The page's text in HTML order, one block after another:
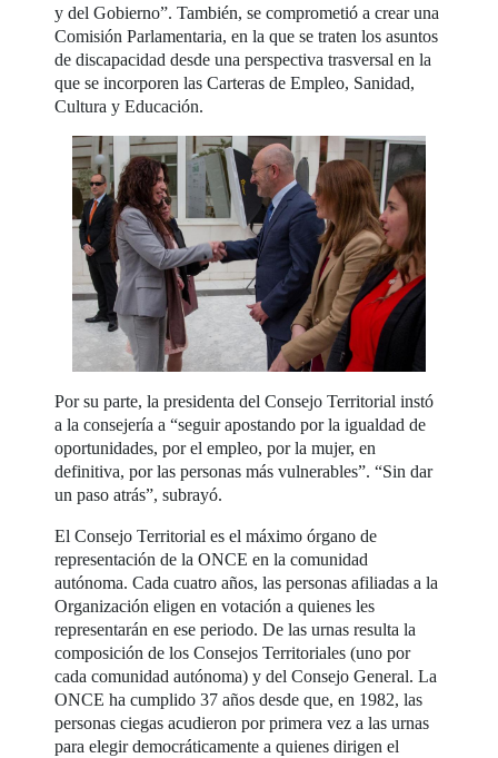
y del Gobierno”. También, se comprometió a crear una
Comisión Parlamentaria, en la que se traten los asuntos
de discapacidad desde una perspectiva trasversal en la
que se incorporen las Carteras de Empleo, Sanidad,
Cultura y Educación.
Por su parte, la presidenta del Consejo Territorial instó
a la consejería a “seguir apostando por la igualdad de
oportunidades, por el empleo, por la mujer, en
definitiva, por las personas más vulnerables”. “Sin dar
un paso atrás”, subrayó.
El Consejo Territorial es el máximo órgano de
representación de la ONCE en la comunidad
autónoma. Cada cuatro años, las personas afiliadas a la
Organización eligen en votación a quienes les
representarán en ese periodo. De las urnas resulta la
composición de los Consejos Territoriales (uno por
cada comunidad autónoma) y del Consejo General. La
ONCE ha cumplido 37 años desde que, en 1982, las
personas ciegas acudieron por primera vez a las urnas
para elegir democráticamente a quienes dirigen el